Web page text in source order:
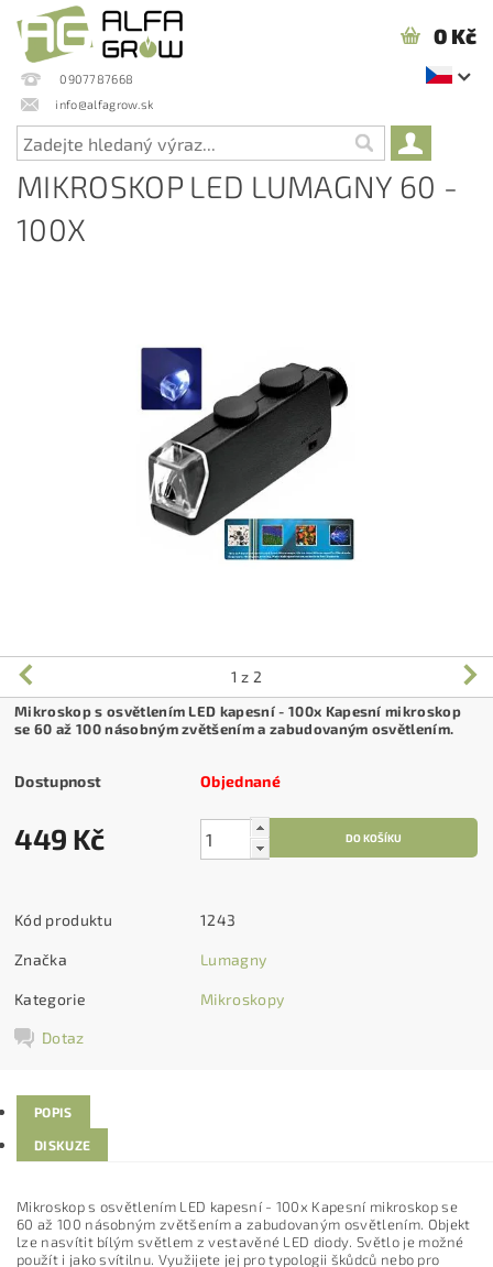
0907787668
info@alfagrow.sk
0 Kč
MIKROSKOP LED LUMAGNY 60 -
100X
1 z 2
Mikroskop s osvětlením LED kapesní - 100x Kapesní mikroskop
se 60 až 100 násobným zvětšením a zabudovaným osvětlením.
Dostupnost Objednané
449 Kč
Kód produktu 1243
Značka Lumagny
Kategorie Mikroskopy
Dotaz
POPIS
DISKUZE
Mikroskop s osvětlením LED kapesní - 100x Kapesní mikroskop se
60 až 100 násobným zvětšením a zabudovaným osvětlením. Objekt
lze nasvítit bílým světlem z vestavěné LED diody. Světlo je možné
použít i jako svítilnu. Využijete jej pro typologii škůdců nebo pro